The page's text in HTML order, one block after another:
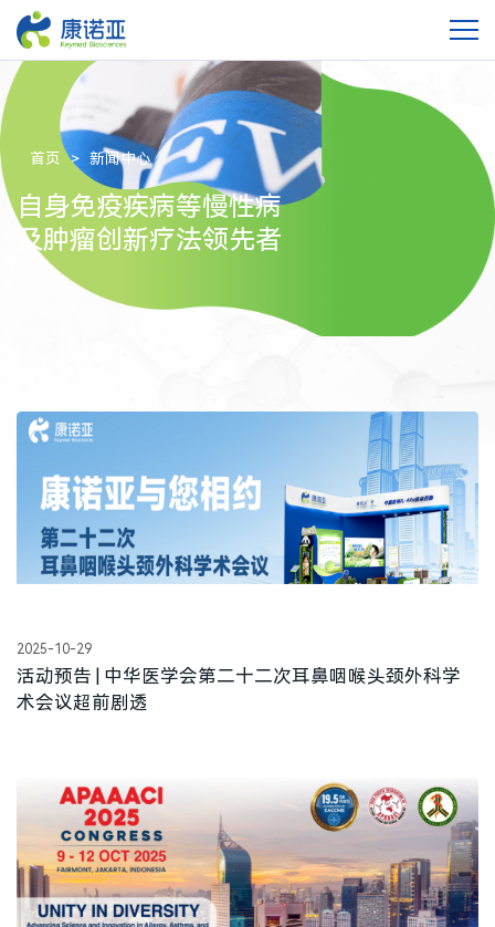
首页 新闻中心
自身免疫疾病等慢性病
及肿瘤创新疗法领先者
2025-10-29
活动预告 | 中华医学会第二十二次耳鼻咽喉头颈外科学
术会议超前剧透